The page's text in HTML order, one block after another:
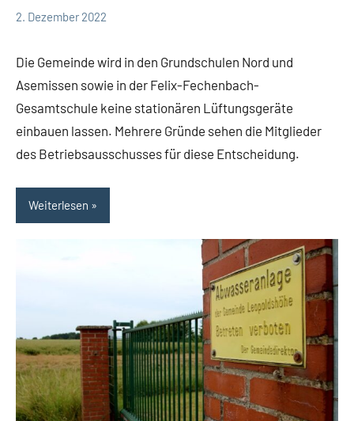
Politik
Themen
2. Dezember 2022
Die Gemeinde wird in den Grundschulen Nord und
Asemissen sowie in der Felix-Fechenbach-
Gesamtschule keine stationären Lüftungsgeräte
einbauen lassen. Mehrere Gründe sehen die Mitglieder
des Betriebsausschusses für diese Entscheidung.
Weiterlesen